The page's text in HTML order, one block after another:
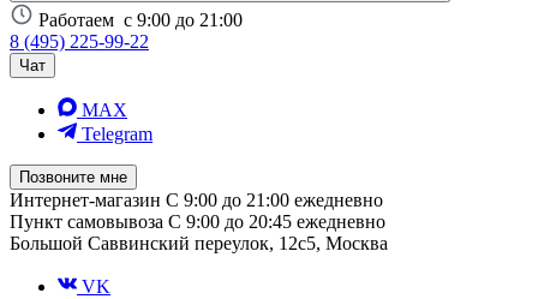
Работаем с 9:00 до 21:00
8 (495) 225-99-22
Чат
MAX
Telegram
Позвоните мне
Интернет-магазин С 9:00 до 21:00 ежедневно
Пункт самовывоза С 9:00 до 20:45 ежедневно
Большой Саввинский переулок, 12с5, Москва
VK